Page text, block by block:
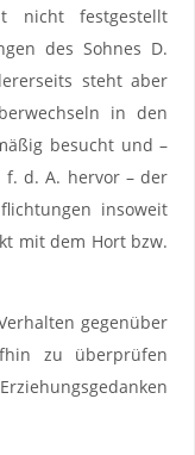
nicht festgestellt
des Sohnes D.
steht aber
in den
besucht und –
f. d. A. hervor – der
insoweit
mit dem Hort bzw.
gegenüber
zu überprüfen